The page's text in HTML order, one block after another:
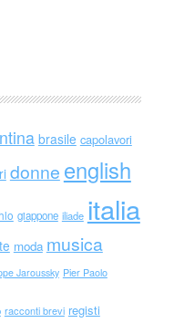
brasile capolavori
donne english
giappone iliade italia
moda musica
Jaroussky Pier Paolo
racconti brevi registi